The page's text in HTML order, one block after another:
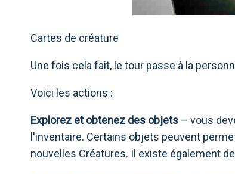
Cartes de créature
Une fois cela fait, le tour passe à la
Voici les actions :
Explorez et obtenez des objets – vous
l'inventaire. Certains objets peuvent
nouvelles Créatures. Il existe également